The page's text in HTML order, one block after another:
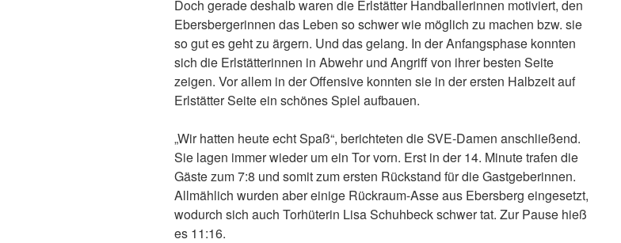
Doch gerade deshalb waren die Erlstätter Handballerinnen motiviert, den
Ebersbergerinnen das Leben so schwer wie möglich zu machen bzw. sie
so gut es geht zu ärgern. Und das gelang. In der Anfangsphase konnten
sich die Erlstätterinnen in Abwehr und Angriff von ihrer besten Seite
zeigen. Vor allem in der Offensive konnten sie in der ersten Halbzeit auf
Erlstätter Seite ein schönes Spiel aufbauen.
„Wir hatten heute echt Spaß“, berichteten die SVE-Damen anschließend.
Sie lagen immer wieder um ein Tor vorn. Erst in der 14. Minute trafen die
Gäste zum 7:8 und somit zum ersten Rückstand für die Gastgeberinnen.
Allmählich wurden aber einige Rückraum-Asse aus Ebersberg eingesetzt,
wodurch sich auch Torhüterin Lisa Schuhbeck schwer tat. Zur Pause hieß
es 11:16.